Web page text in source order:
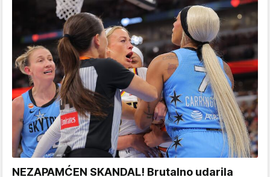
NEZAPAMĆEN SKANDAL! Brutalno udarila